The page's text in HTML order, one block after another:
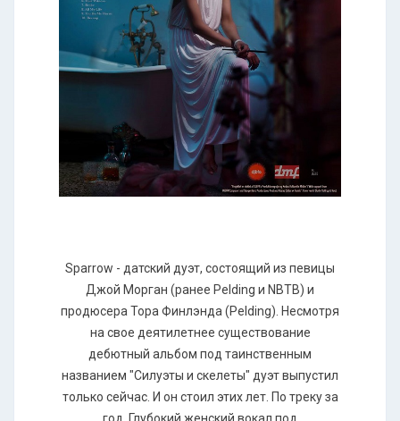
Sparrow - датский дуэт, состоящий из певицы
Джой Морган (ранее Pelding и NBTB) и
продюсера Тора Финлэнда (Pelding). Несмотря
на свое деятилетнее существование
дебютный альбом под таинственным
названием "Силуэты и скелеты" дуэт выпустил
только сейчас. И он cтоил этих лет. По треку за